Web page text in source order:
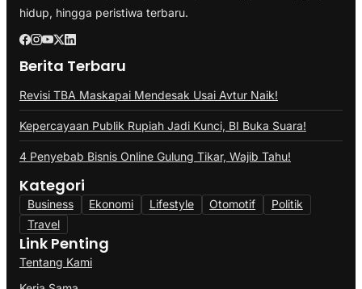
hidup, hingga peristiwa terbaru.
Berita Terbaru
Revisi TBA Maskapai Mendesak Usai Avtur Naik!
Kepercayaan Publik Rupiah Jadi Kunci, BI Buka Suara!
4 Penyebab Bisnis Online Gulung Tikar, Wajib Tahu!
Kategori
Business Ekonomi Lifestyle Otomotif
Politik
Travel
Link Penting
Tentang Kami